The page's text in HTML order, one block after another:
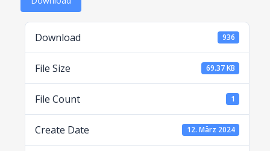
Download 936
File Size 69.37 KB
File Count 1
Create Date 12. März 2024